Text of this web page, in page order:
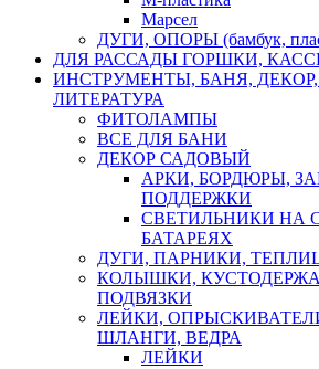
Марсел
ДУГИ, ОПОРЫ (бамбук,
ДЛЯ РАССАДЫ ГОРШКИ,
ИНСТРУМЕНТЫ, БАНЯ,
ЛИТЕРАТУРА
ФИТОЛАМПЫ
ВСЕ ДЛЯ БАНИ
ДЕКОР САДОВЫЙ
АРКИ, БОРДЮРЫ,
ПОДДЕРЖКИ
СВЕТИЛЬНИКИ НА
БАТАРЕЯХ
ДУГИ, ПАРНИКИ,
КОЛЫШКИ,
ПОДВЯЗКИ
ЛЕЙКИ,
ШЛАНГИ, ВЕДРА
ЛЕЙКИ